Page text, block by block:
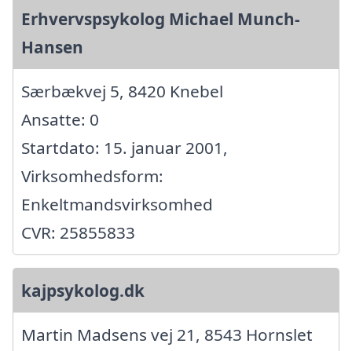
Erhvervspsykolog Michael Munch-
Hansen
Særbækvej 5, 8420 Knebel
Ansatte: 0
Startdato: 15. januar 2001,
Virksomhedsform:
Enkeltmandsvirksomhed
CVR: 25855833
kajpsykolog.dk
Martin Madsens vej 21, 8543 Hornslet